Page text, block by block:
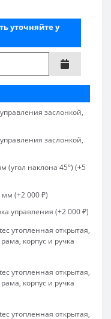
уточняйте у
заслонкой,
заслонкой,
наклона 45°) (+5
(+2 000 ₽)
управления (+2 000 ₽)
утопленная открытая,
корпус и ручка
утопленная открытая,
корпус и ручка
утопленная открытая,